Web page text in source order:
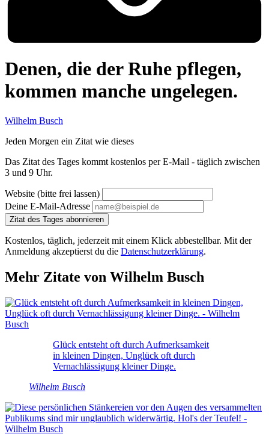
Denen, die der Ruhe pflegen,
kommen manche ungelegen.
Wilhelm Busch
Jeden Morgen ein Zitat wie dieses
Das Zitat des Tages kommt kostenlos per E-Mail - täglich zwischen
3 und 9 Uhr.
Website (bitte frei lassen)
Deine E-Mail-Adresse
Zitat des Tages abonnieren
Kostenlos, täglich, jederzeit mit einem Klick abbestellbar. Mit der
Anmeldung akzeptierst du die Datenschutzerklärung.
Mehr Zitate von Wilhelm Busch
Glück entsteht oft durch Aufmerksamkeit
in kleinen Dingen, Unglück oft durch
Vernachlässigung kleiner Dinge.
Wilhelm Busch